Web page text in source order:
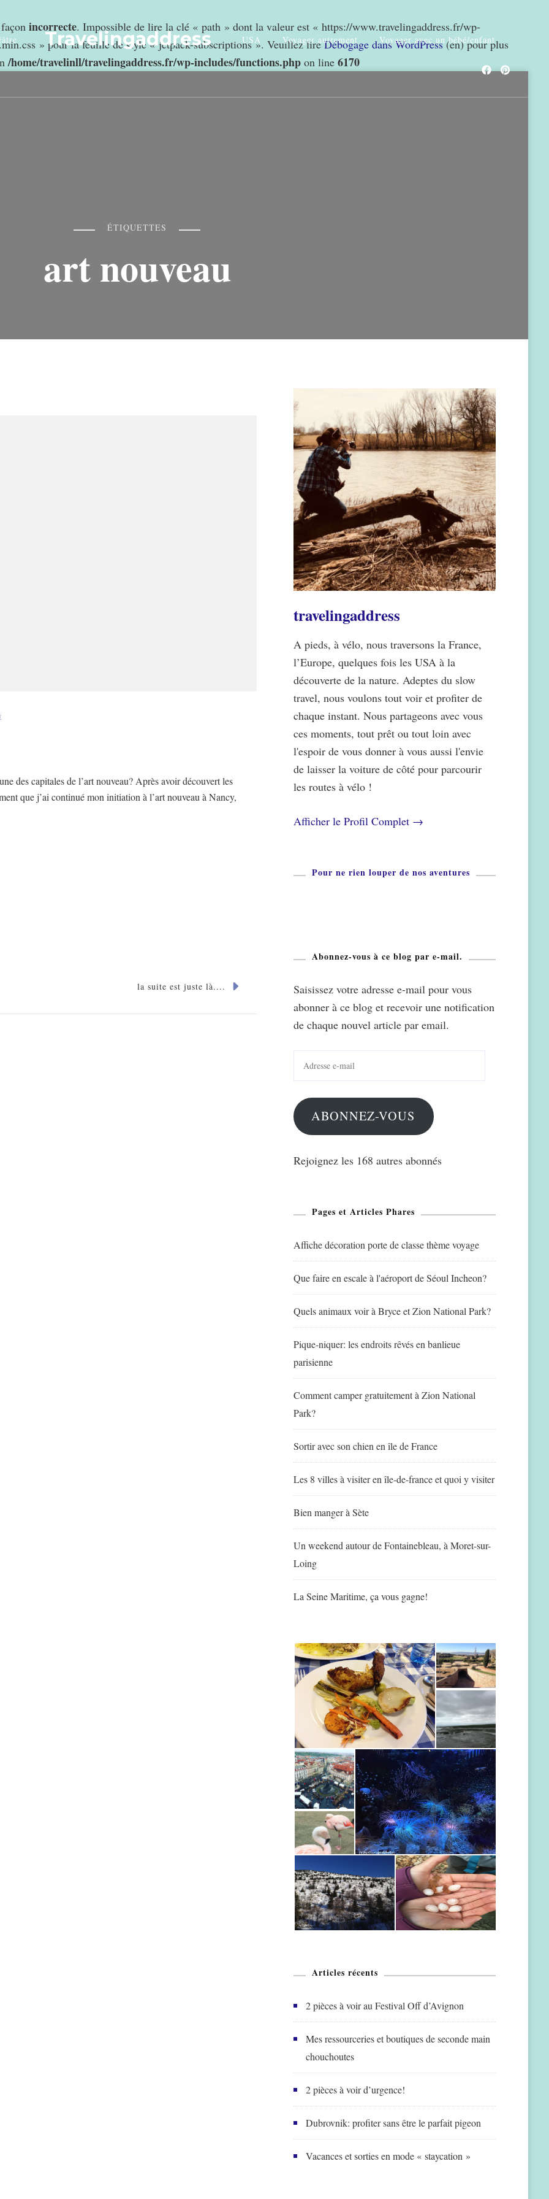
incorrecte. Impossible de lire la clé « path » dont la valeur est « https://www.travelingaddress.fr/wp-
» pour la feuille de style « jetpack-subscriptions ». Veuillez lireDébogage dans WordPress(en) pour plus
/home/travelinll/travelingaddress.fr/wp-includes/functions.php on line 6170
Travelingaddress USA Voyager autrement Voyager avec un bébé/enfant
ÉTIQUETTES
art nouveau
des capitales de l’art nouveau? Après avoir découvert les
que j’ai continué mon initiation à l’art nouveau à Nancy,
la suite est juste là....
travelingaddress
A pieds, à vélo, nous traversons la France,
l’Europe, quelques fois les USA à la
découverte de la nature. Adeptes du slow
travel, nous voulons tout voir et profiter de
chaque instant. Nous partageons avec vous
ces moments, tout prêt ou tout loin avec
l'espoir de vous donner à vous aussi l'envie
de laisser la voiture de côté pour parcourir
les routes à vélo !
Afficher le Profil Complet →
Pour ne rien louper de nos aventures
Abonnez-vous à ce blog par e-mail.
Saisissez votre adresse e-mail pour vous
abonner à ce blog et recevoir une notification
de chaque nouvel article par email.
mail
ABONNEZ-VOUS
Rejoignez les 168 autres abonnés
Pages et Articles Phares
Affiche décoration porte de classe thème voyage
Que faire en escale à l'aéroport de Séoul Incheon?
Quels animaux voir à Bryce et Zion National Park?
Pique-niquer: les endroits rêvés en banlieue
parisienne
Comment camper gratuitement à Zion National
Park?
Sortir avec son chien en île de France
Les 8 villes à visiter en île-de-france et quoi y visiter
Bien manger à Sète
Un weekend autour de Fontainebleau, à Moret-sur-
Loing
La Seine Maritime, ça vous gagne!
Articles récents
2 pièces à voir au Festival Off d’Avignon
Mes ressourceries et boutiques de seconde main
chouchoutes
2 pièces à voir d’urgence!
Dubrovnik: profiter sans être le parfait pigeon
Vacances et sorties en mode « staycation »